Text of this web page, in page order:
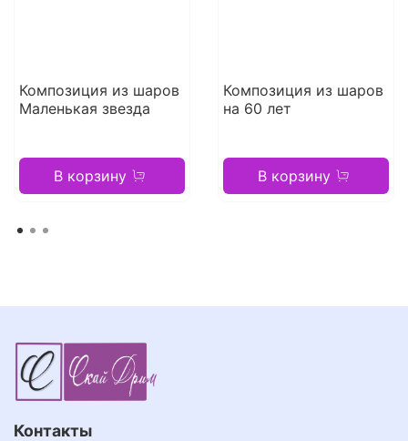
Композиция из шаров
Маленькая звезда
В корзину
Композиция из шаров
на 60 лет
В корзину
Контакты